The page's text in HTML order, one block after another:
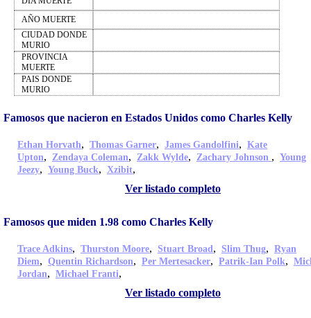
AÑO MUERTE
CIUDAD DONDE
MURIO
PROVINCIA
MUERTE
PAIS DONDE
MURIO
Famosos que nacieron en Estados Unidos como Charles Kelly
Ethan Horvath, Thomas Garner, James Gandolfini, Kate
Upton, Zendaya Coleman, Zakk Wylde, Zachary Johnson , Young
Jeezy, Young Buck, Xzibit,
Ver listado completo
Famosos que miden 1.98 como Charles Kelly
Trace Adkins, Thurston Moore, Stuart Broad, Slim Thug, Ryan
Diem, Quentin Richardson, Per Mertesacker, Patrik-Ian Polk,
Jordan, Michael Franti,
Ver listado completo